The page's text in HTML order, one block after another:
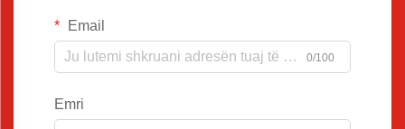
Email
0/100
Emri